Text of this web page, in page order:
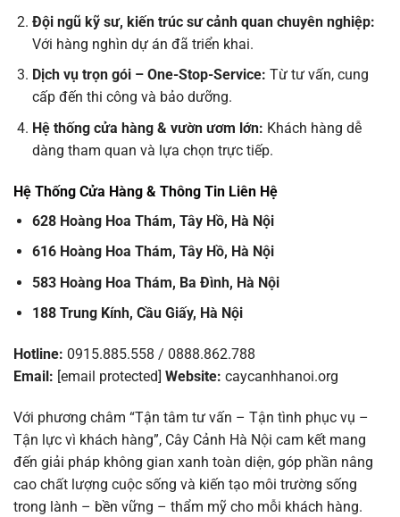
Đội ngũ kỹ sư, kiến trúc sư cảnh quan chuyên nghiệp:
Với hàng nghìn dự án đã triển khai.
Dịch vụ trọn gói – One-Stop-Service: Từ tư vấn, cung
cấp đến thi công và bảo dưỡng.
Hệ thống cửa hàng & vườn ươm lớn: Khách hàng dễ
dàng tham quan và lựa chọn trực tiếp.
Hệ Thống Cửa Hàng & Thông Tin Liên Hệ
628 Hoàng Hoa Thám, Tây Hồ, Hà Nội
616 Hoàng Hoa Thám, Tây Hồ, Hà Nội
583 Hoàng Hoa Thám, Ba Đình, Hà Nội
188 Trung Kính, Cầu Giấy, Hà Nội
Hotline: 0915.885.558 / 0888.862.788
Email: [email protected] Website: caycanhhanoi.org
Với phương châm “Tận tâm tư vấn – Tận tình phục vụ –
Tận lực vì khách hàng”, Cây Cảnh Hà Nội cam kết mang
đến giải pháp không gian xanh toàn diện, góp phần nâng
cao chất lượng cuộc sống và kiến tạo môi trường sống
trong lành – bền vững – thẩm mỹ cho mỗi khách hàng.